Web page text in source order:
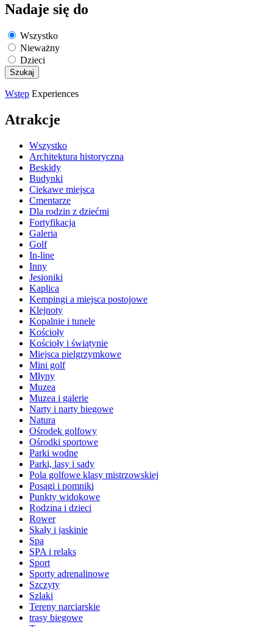
Nadaje się do
Wszystko
Nieważny
Dzieci
Wstęp Experiences
Atrakcje
Wszystko
Architektura historyczna
Beskidy
Budynki
Ciekawe miejsca
Cmentarze
Dla rodzin z dziećmi
Fortyfikacja
Galeria
Golf
In-line
Inny
Jesioniki
Kaplica
Kempingi a miejsca postojowe
Klejnoty
Kopalnie i tunele
Kościoły
Kościoły i świątynie
Miejsca pielgrzymkowe
Mini golf
Młyny
Muzea
Muzea i galerie
Narty i narty biegowe
Natura
Ośrodek golfowy
Ośrodki sportowe
Parki wodne
Parki, lasy i sady
Pola golfowe klasy mistrzowskiej
Posągi i pomniki
Punkty widokowe
Rodzina i dzieci
Rower
Skały i jaskinie
Spa
SPA i relaks
Sport
Sporty adrenalinowe
Szczyty
Szlaki
Tereny narciarskie
trasy biegowe